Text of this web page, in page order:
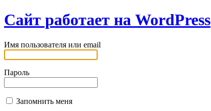
Сайт работает на WordPress
Имя пользователя или email
Пароль
Запомнить меня